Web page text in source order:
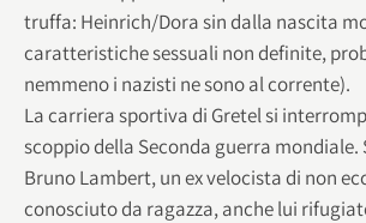
truffa: Heinrich/Dora sin dalla nascita
caratteristiche sessuali non definite,
nemmeno i nazisti ne sono al corrente).
La carriera sportiva di Gretel si
scoppio della Seconda guerra mondiale.
Bruno Lambert, un ex velocista di non
conosciuto da ragazza, anche lui